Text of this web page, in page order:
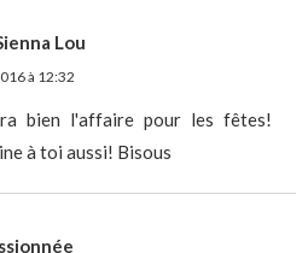
Lou
à 12:32
bien l'affaire pour les fêtes!
à toi aussi! Bisous